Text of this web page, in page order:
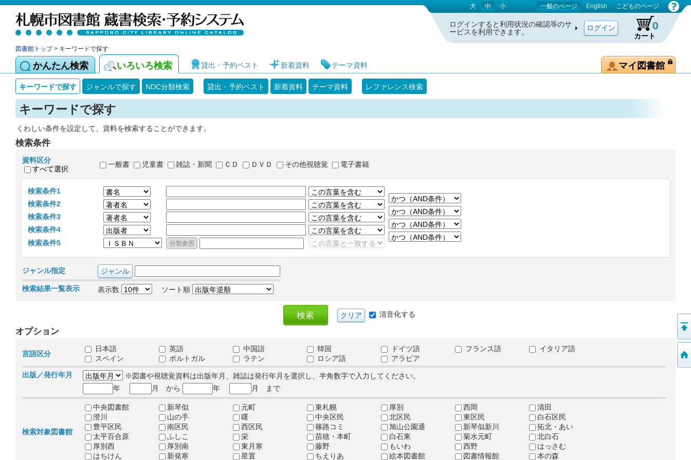
札幌市図書館 蔵書検索・予約システム 大 中 小 一般のページ English こどものページ
ログインすると利用状況の確認等のサ
ービスを利用できます。
カート
0
図書館トップ> キーワードで探す
かんたん検索 いろいろ検索 貸出・予約ベスト 新着資料 テーマ資料 マイ図書館
キーワードで探す ジャンルで探す NDC分類検索 貸出・予約ベスト 新着資料 テーマ資料 レファレンス検索
キーワードで探す
くわしい条件を設定して、資料を検索することができます。
検索条件
資料区分
すべて選択
一般書 児童書 雑誌・新聞 ＣＤ ＤＶＤ その他視聴覚 電子書籍
検索条件1
検索条件2
検索条件3
検索条件4
検索条件5
ジャンル指定
検索結果一覧表示 表示数 ソート順
清音化する
オプション
言語区分
日本語 英語 中国語 韓国 ドイツ語 フランス語
イタリア語
スペイン
ポルトガル ラテン ロシア語
アラビア
出版／発行年月
※図書や視聴覚資料は出版年月、雑誌は発行年月を選択し、半角数字で入力してください。
年
月 から 年 月 まで
検索対象図書館
中央図書館 新琴似 元町 東札幌 厚別 西岡
清田
澄川
山の手 曙 中央区民 北区民 東区民
白石区民
豊平区民
南区民 西区民 篠路コミ 旭山公園通 新琴似新川
拓北・あい
太平百合原
ふしこ 栄 苗穂・本町 白石東 菊水元町
北白石
厚別西
厚別南 東月寒 藤野 もいわ 西野
はっさむ
はちけん
新発寒 星置 ちえりあ 絵本図書館 図書情報館 本の森